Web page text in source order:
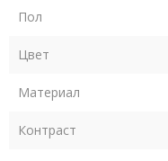
Пол
Цвет
Материал
Контраст